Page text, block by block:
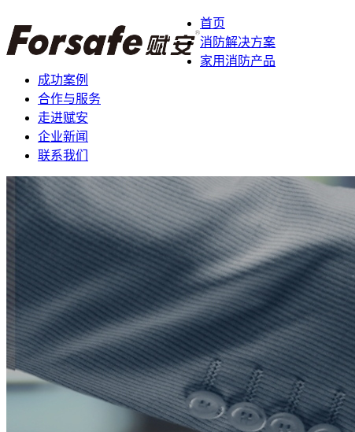
首页
消防解决方案
家用消防产品
成功案例
合作与服务
走进赋安
企业新闻
联系我们